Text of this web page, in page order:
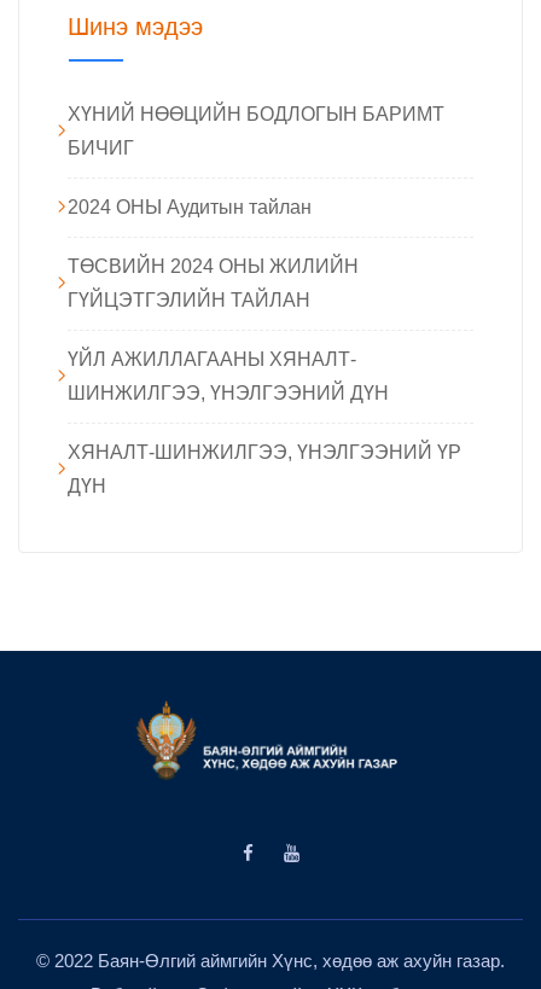
Шинэ мэдээ
ХҮНИЙ НӨӨЦИЙН БОДЛОГЫН БАРИМТ
БИЧИГ
2024 ОНЫ Аудитын тайлан
ТӨСВИЙН 2024 ОНЫ ЖИЛИЙН
ГҮЙЦЭТГЭЛИЙН ТАЙЛАН
ҮЙЛ АЖИЛЛАГААНЫ ХЯНАЛТ-
ШИНЖИЛГЭЭ, ҮНЭЛГЭЭНИЙ ДҮН
ХЯНАЛТ-ШИНЖИЛГЭЭ, ҮНЭЛГЭЭНИЙ ҮР
ДҮН
© 2022 Баян-Өлгий аймгийн Хүнс, хөдөө аж ахуйн газар.